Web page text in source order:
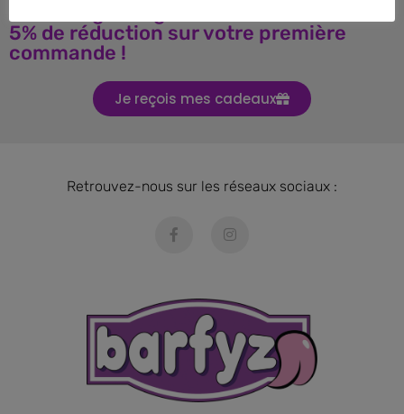
5% de réduction sur votre première
commande !
Je reçois mes cadeaux
Retrouvez-nous sur les réseaux sociaux :